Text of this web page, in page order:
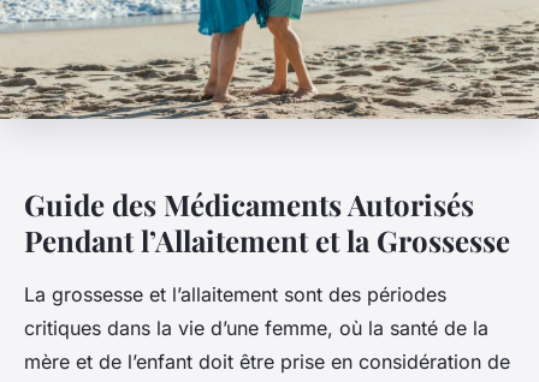
Guide des Médicaments Autorisés
Pendant l’Allaitement et la Grossesse
La grossesse et l’allaitement sont des périodes
critiques dans la vie d’une femme, où la santé de la
mère et de l’enfant doit être prise en considération de